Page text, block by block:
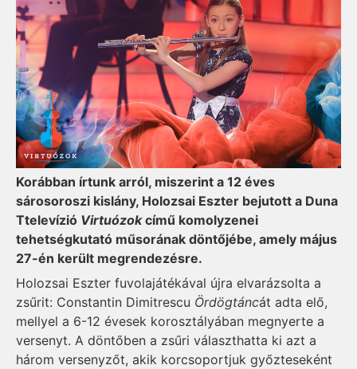
Korábban írtunk arról, miszerint a 12 éves
sárosoroszi kislány, Holozsai Eszter bejutott a Duna
Ttelevízió Virtuózokcímű komolyzenei
tehetségkutató műsorának döntőjébe, amely május
27-én került megrendezésre.
Holozsai Eszter fuvolajátékával újra elvarázsolta a
zsűrit: Constantin Dimitrescu Ördögtáncát adta elő,
mellyel a 6-12 évesek korosztályában megnyerte a
versenyt. A döntőben a zsűri választhatta ki azt a
három versenyzőt, akik korcsoportjuk győzteseként